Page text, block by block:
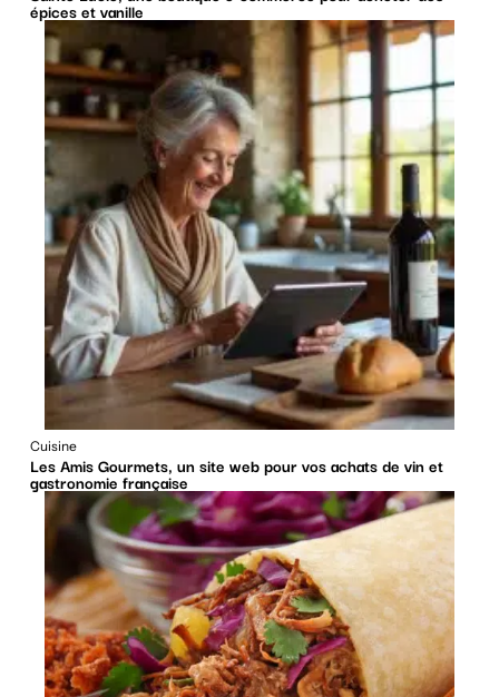
épices et vanille
Cuisine
Les Amis Gourmets, un site web pour vos achats de vin et
gastronomie française